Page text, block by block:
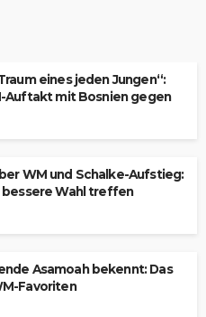
eines jeden Jungen“:
Auftakt mit Bosnien gegen
WM und Schalke-Aufstieg:
Wahl treffen
Asamoah bekennt: Das
Favoriten